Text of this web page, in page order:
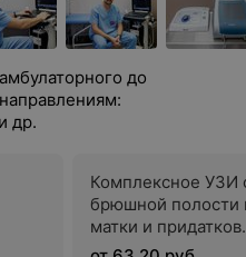
до
др.
Комплексное УЗИ
брюшной полости
матки и придатков